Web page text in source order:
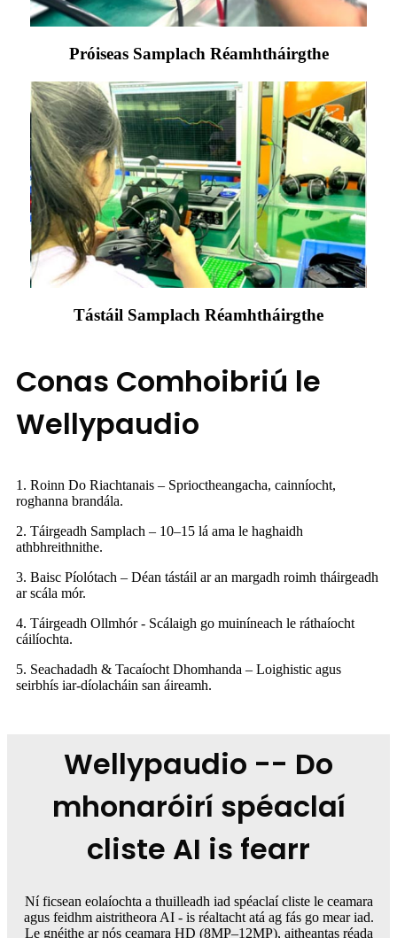
Próiseas Samplach Réamhtháirgthe
Tástáil Samplach Réamhtháirgthe
Conas Comhoibriú le
Wellypaudio
1. Roinn Do Riachtanais – Sprioctheangacha, cainníocht,
roghanna brandála.
2. Táirgeadh Samplach – 10–15 lá ama le haghaidh
athbhreithnithe.
3. Baisc Píolótach – Déan tástáil ar an margadh roimh tháirgeadh
ar scála mór.
4. Táirgeadh Ollmhór - Scálaigh go muiníneach le ráthaíocht
cáilíochta.
5. Seachadadh & Tacaíocht Dhomhanda – Loighistic agus
seirbhís iar-díolacháin san áireamh.
Wellypaudio -- Do
mhonaróirí spéaclaí
cliste AI is fearr
Ní ficsean eolaíochta a thuilleadh iad spéaclaí cliste le ceamara
agus feidhm aistritheora AI - is réaltacht atá ag fás go mear iad.
Le gnéithe ar nós ceamara HD (8MP–12MP), aitheantas réada